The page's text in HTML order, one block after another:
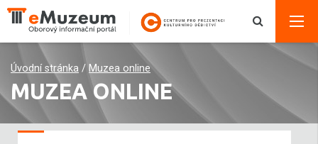
Úvodní stránka / Muzea online
MUZEA ONLINE